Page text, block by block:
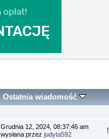
Ostatnia wiadomość
Grudnia 12, 2024, 08:37:46 am
wysłana przezjudyta592